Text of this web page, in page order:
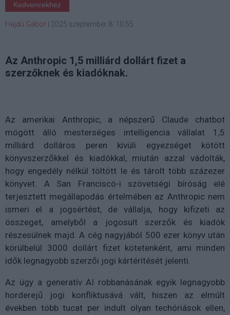
Kedvencekhez
Hajdú Gábor 2025 szeptember 8. 10:55
Az Anthropic 1,5 milliárd dollárt fizet a
szerzőknek és kiadóknak.
Az amerikai Anthropic, a népszerű Claude chatbot
mögött álló mesterséges intelligencia vállalat 1,5
milliárd dolláros peren kívüli egyezséget kötött
könyvszerzőkkel és kiadókkal, miután azzal vádolták,
hogy engedély nélkül töltött le és tárolt több százezer
könyvet. A San Franciscó-i szövetségi bíróság elé
terjesztett megállapodás értelmében az Anthropic nem
ismeri el a jogsértést, de vállalja, hogy kifizeti az
összeget, amelyből a jogosult szerzők és kiadók
részesülnek majd. A cég nagyjából 500 ezer könyv után
körülbelül 3000 dollárt fizet kötetenként, ami minden
idők legnagyobb szerzői jogi kártérítését jelenti.
Az ügy a generatív AI robbanásának egyik legnagyobb
horderejű jogi konfliktusává vált, hiszen az elmúlt
években több tucat per indult olyan techóriások ellen,